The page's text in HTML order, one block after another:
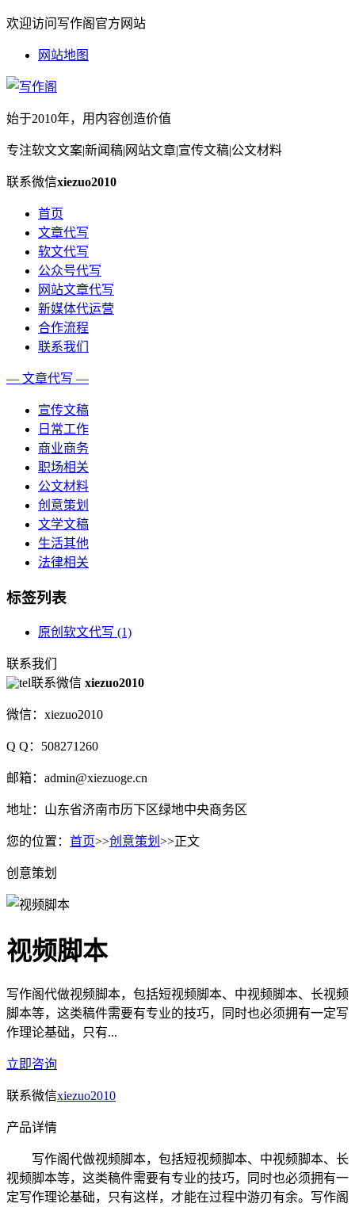
欢迎访问写作阁官方网站
网站地图
始于2010年，用内容创造价值
专注软文文案|新闻稿|网站文章|宣传文稿|公文材料
联系微信xiezuo2010
首页
文章代写
软文代写
公众号代写
网站文章代写
新媒体代运营
合作流程
联系我们
— 文章代写 —
宣传文稿
日常工作
商业商务
职场相关
公文材料
创意策划
文学文稿
生活其他
法律相关
标签列表
原创软文代写 (1)
联系我们
联系微信 xiezuo2010
微信：xiezuo2010
Q Q：508271260
邮箱：admin@xiezuoge.cn
地址：山东省济南市历下区绿地中央商务区
您的位置： 首页>>创意策划 >>正文
创意策划
视频脚本
写作阁代做视频脚本，包括短视频脚本、中视频脚本、长视频
脚本等，这类稿件需要有专业的技巧，同时也必须拥有一定写
作理论基础，只有...
立即咨询
联系微信xiezuo2010
产品详情
写作阁代做视频脚本，包括短视频脚本、中视频脚本、长
视频脚本等，这类稿件需要有专业的技巧，同时也必须拥有一
定写作理论基础，只有这样，才能在过程中游刃有余。写作阁